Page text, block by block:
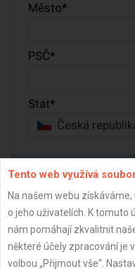
Město*
PSČ*
Stát*
Česká
Mám slevový
Celkem bez DPH:
Celkem k úhradě:
Tento web využívá
Na našem webu
o jeho uživatelích. K tomuto
nám pomáhají zkvalitnit
některé účely zpracování je
volbou „Přijmout vše“.